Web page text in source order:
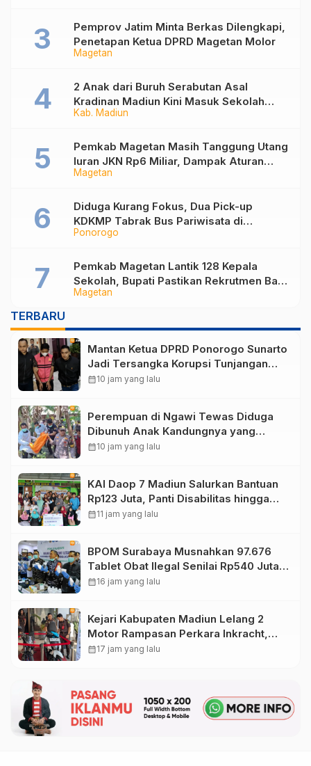
Magetan
Pemprov Jatim Minta Berkas Dilengkapi,
Penetapan Ketua DPRD Magetan Molor
Kab. Madiun
2 Anak dari Buruh Serabutan Asal
Kradinan Madiun Kini Masuk Sekolah
Rakyat
Magetan
Pemkab Magetan Masih Tanggung Utang
Iuran JKN Rp6 Miliar, Dampak Aturan
Berlaku Surut dan Tekanan Fiskal
Ponorogo
Diduga Kurang Fokus, Dua Pick-up
KDKMP Tabrak Bus Pariwisata di
Sukorejo Ponorogo
Magetan
Pemkab Magetan Lantik 128 Kepala
Sekolah, Bupati Pastikan Rekrutmen Baru
Segera Dibuka untuk Isi Jabatan yang
TERBARU
Mantan Ketua DPRD Ponorogo Sunarto
Jadi Tersangka Korupsi Tunjangan
Perumahan
calendar_month10 jam yang lalu
Perempuan di Ngawi Tewas Diduga
Dibunuh Anak Kandungnya yang
mengalami gangguan kejiwaan
calendar_month10 jam yang lalu
KAI Daop 7 Madiun Salurkan Bantuan
Rp123 Juta, Panti Disabilitas hingga
Reog Ponorogo Dapat Prioritas
calendar_month11 jam yang lalu
BPOM Surabaya Musnahkan 97.676
Tablet Obat Ilegal Senilai Rp540 Juta,
Cegah Penyalahgunaan di Kalangan
calendar_month16 jam yang lalu
Kejari Kabupaten Madiun Lelang 2
Motor Rampasan Perkara Inkracht,
Penawaran Dibuka 11 Agustus
calendar_month17 jam yang lalu